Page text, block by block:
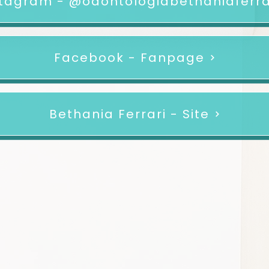
Facebook - Fanpage
Bethania Ferrari - Site